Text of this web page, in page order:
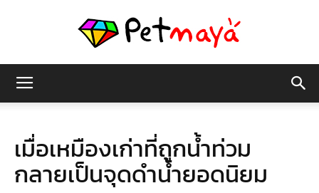
มายา
เมื่อเหมืองเก่าที่ถูกน้ำท่วม
กลายเป็นจุดดำน้ำยอดนิยม